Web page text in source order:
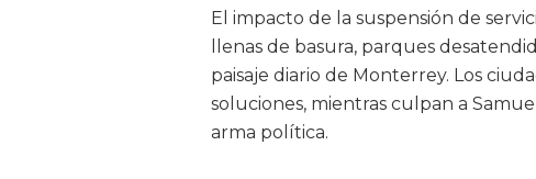
El impacto de la suspensión de
llenas de basura, parques
paisaje diario de Monterrey. Los
soluciones, mientras culpan a
arma política.